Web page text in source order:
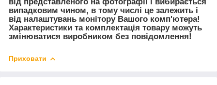
випадковим чином, в тому числі це залежить і
від налаштувань монітору Вашого комп'ютера!
Характеристики та комплектація товару можуть
змінюватися виробником без повідомлення!
Приховати